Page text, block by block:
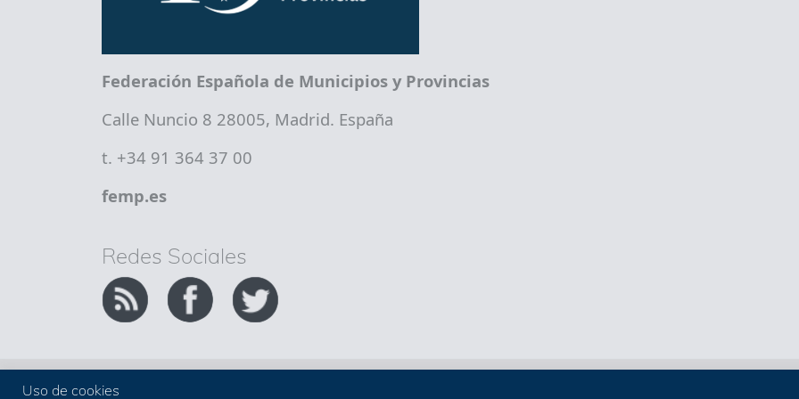
Federación Española de Municipios y Provincias
Calle Nuncio 8 28005, Madrid. España
t. +34 91 364 37 00
femp.es
Redes Sociales
Uso de cookies